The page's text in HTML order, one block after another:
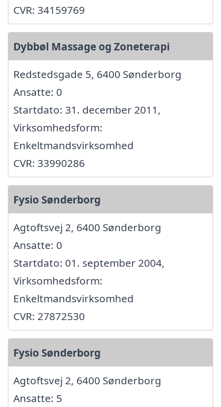
CVR: 34159769
Dybbøl Massage og Zoneterapi
Redstedsgade 5, 6400 Sønderborg
Ansatte: 0
Startdato: 31. december 2011,
Virksomhedsform:
Enkeltmandsvirksomhed
CVR: 33990286
Fysio Sønderborg
Agtoftsvej 2, 6400 Sønderborg
Ansatte: 0
Startdato: 01. september 2004,
Virksomhedsform:
Enkeltmandsvirksomhed
CVR: 27872530
Fysio Sønderborg
Agtoftsvej 2, 6400 Sønderborg
Ansatte: 5